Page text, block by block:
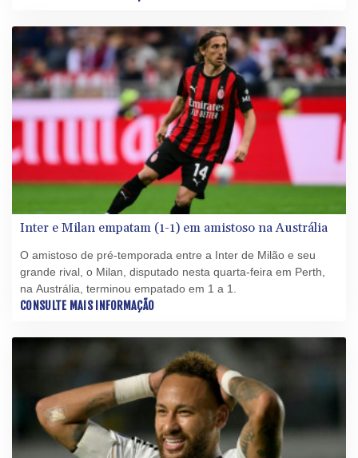
Inter e Milan empatam (1-1) em amistoso na Austrália
O amistoso de pré-temporada entre a Inter de Milão e seu
grande rival, o Milan, disputado nesta quarta-feira em Perth,
na Austrália, terminou empatado em 1 a 1.
CONSULTE MAIS INFORMAÇÃO